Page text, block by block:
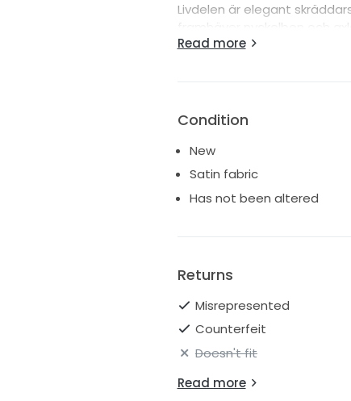
Livdelen är elegant
framhäver nyckelben och
och komfort hela dagen,
Kjolen faller vackert ner
som ger dramatik och
Det gör klänningen idealisk
Read more
Condition
New
Satin fabric
Has not been altered
Returns
Misrepresented
Counterfeit
Doesn't fit
Read more